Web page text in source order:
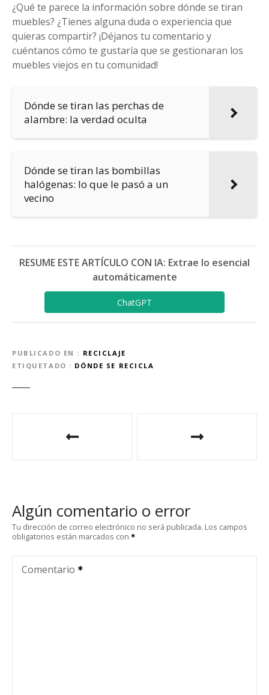
¿Qué te parece la información sobre dónde se tiran
muebles? ¿Tienes alguna duda o experiencia que
quieras compartir? ¡Déjanos tu comentario y
cuéntanos cómo te gustaría que se gestionaran los
muebles viejos en tu comunidad!
Dónde se tiran las perchas de
alambre: la verdad oculta
Dónde se tiran las bombillas
halógenas: lo que le pasó a un
vecino
RESUME ESTE ARTÍCULO CON IA: Extrae lo esencial
automáticamente
ChatGPT
PUBLICADO EN
RECICLAJE
ETIQUETADO
DÓNDE SE RECICLA
g
a
Algún comentario o error
Tu dirección de correo electrónico no será publicada. Los campos
obligatorios están marcados con
Comentario